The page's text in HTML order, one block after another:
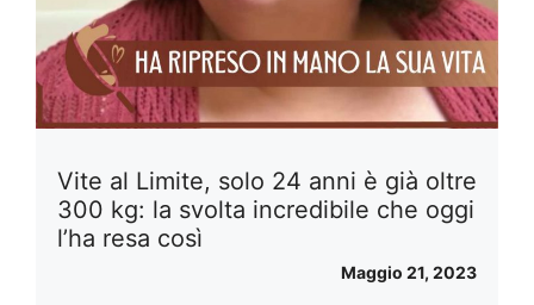
Vite al Limite, solo 24 anni è già oltre
300 kg: la svolta incredibile che oggi
l’ha resa così
Maggio 21, 2023